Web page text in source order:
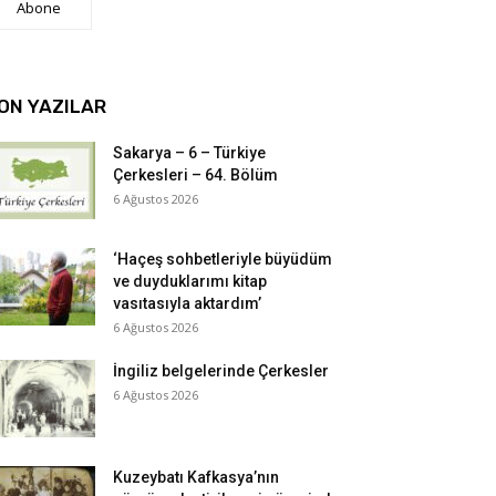
Abone
YAZILAR
Sakarya – 6 – Türkiye
Çerkesleri – 64. Bölüm
6 Ağustos 2026
‘Haçeş sohbetleriyle büyüdüm
ve duyduklarımı kitap
vasıtasıyla aktardım’
6 Ağustos 2026
İngiliz belgelerinde Çerkesler
6 Ağustos 2026
Kuzeybatı Kafkasya’nın